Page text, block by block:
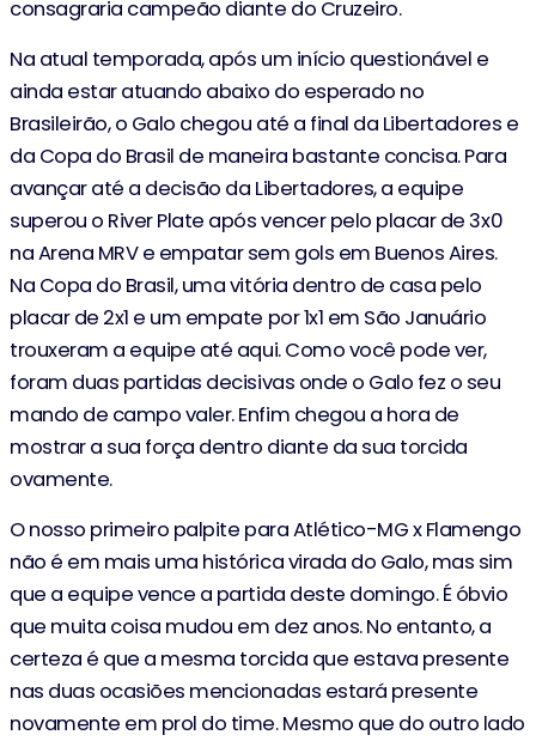
consagraria campeão diante do Cruzeiro.
Na atual temporada, após um início questionável e
ainda estar atuando abaixo do esperado no
Brasileirão, o Galo chegou até a final da Libertadores e
da Copa do Brasil de maneira bastante concisa. Para
avançar até a decisão da Libertadores, a equipe
superou o River Plate após vencer pelo placar de 3x0
na Arena MRV e empatar sem gols em Buenos Aires.
Na Copa do Brasil, uma vitória dentro de casa pelo
placar de 2x1 e um empate por 1x1 em São Januário
trouxeram a equipe até aqui. Como você pode ver,
foram duas partidas decisivas onde o Galo fez o seu
mando de campo valer. Enfim chegou a hora de
mostrar a sua força dentro diante da sua torcida
ovamente.
O nosso primeiro palpite para Atlético-MG x Flamengo
não é em mais uma histórica virada do Galo, mas sim
que a equipe vence a partida deste domingo. É óbvio
que muita coisa mudou em dez anos. No entanto, a
certeza é que a mesma torcida que estava presente
nas duas ocasiões mencionadas estará presente
novamente em prol do time. Mesmo que do outro lado